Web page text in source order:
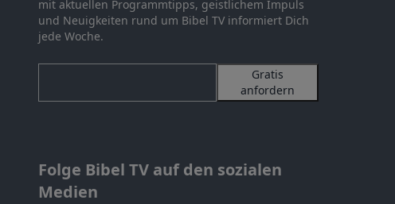
mit aktuellen Programmtipps, geistlichem Impuls
und Neuigkeiten rund um Bibel TV informiert Dich
jede Woche.
Gratis
anfordern
Folge Bibel TV auf den sozialen
Medien